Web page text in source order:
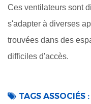
Ces ventilateurs sont
s'adapter à diverses
trouvées dans des
difficiles d'accès.
TAGS ASSOCIÉS :